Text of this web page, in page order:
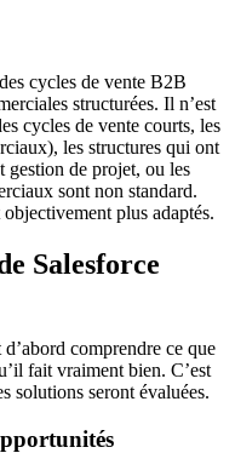
cycles de vente B2B
structurées. Il n’est
cycles de vente courts, les
les structures qui ont
gestion de projet, ou les
sont non standard.
plus adaptés.
Salesforce
comprendre ce que
fait vraiment bien. C’est
solutions seront évaluées.